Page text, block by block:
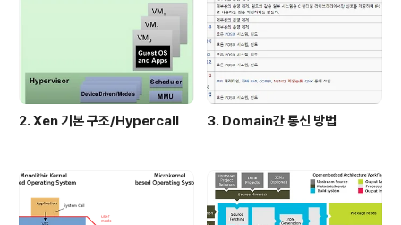
작업이 없었다면 엔터에 해당하는 이동 버튼을 눌러도 아
무런 응답이 없다. 엔터 명령에 대해서 어떤 클래스도 이 작
2. Xen 기본 구조/Hypercall 3. Domain간 통신 방법